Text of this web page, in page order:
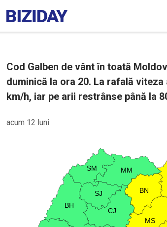
Cod Galben de vânt în toată
duminică la ora 20. La rafală
km/h, iar pe arii restrânse până la
acum 12 luni